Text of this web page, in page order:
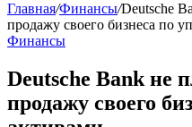
Главная/Финансы/Deutsche
продажу своего бизнеса по
Финансы
Deutsche Bank не
продажу своего